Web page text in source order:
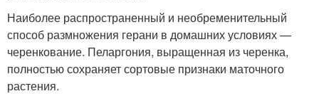
Наиболее распространенный и необременительный
способ размножения герани в домашних условиях —
черенкование. Пеларгония, выращенная из черенка,
полностью сохраняет сортовые признаки маточного
растения.